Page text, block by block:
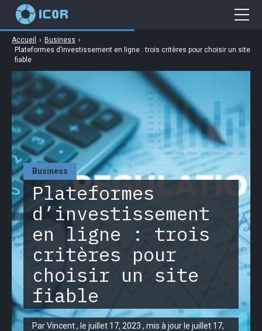
Business
Plateformes
d’investissement
en ligne : trois
critères pour
choisir un site
fiable
Par Vincent , le juillet 17, 2023 , mis à jour le juillet 17,
Accueil › Business ›
Plateformes d’investissement en ligne : trois critères pour choisir un site
fiable
Cybersécurité
Web
Business
High Tech